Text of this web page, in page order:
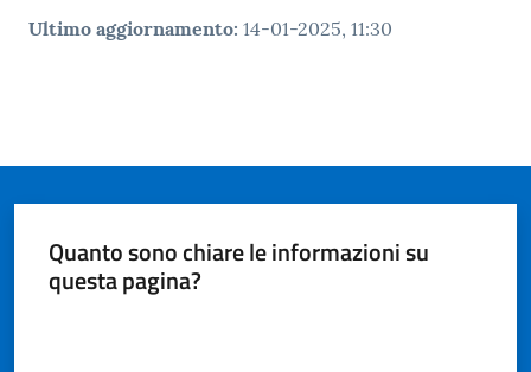
Ultimo aggiornamento: 14-01-2025, 11:30
Quanto sono chiare le informazioni su
questa pagina?